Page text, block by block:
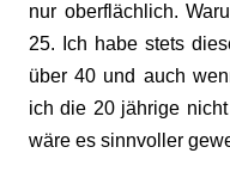
nur oberflächlich.
25. Ich habe stets
über 40 und auch
ich die 20 jährige
wäre es sinnvoller